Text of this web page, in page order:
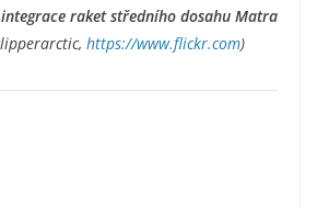
raket středního dosahu Matra
https://www.flickr.com)